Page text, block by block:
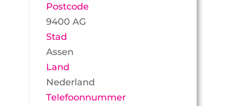
Postcode
9400 AG
Stad
Assen
Land
Nederland
Telefoonnummer